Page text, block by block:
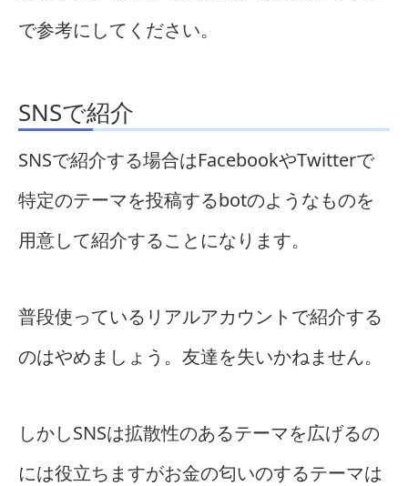
で参考にしてください。
SNSで紹介
SNSで紹介する場合はFacebookやTwitterで
特定のテーマを投稿するbotのようなものを
用意して紹介することになります。
普段使っているリアルアカウントで紹介する
のはやめましょう。友達を失いかねません。
しかしSNSは拡散性のあるテーマを広げるの
には役立ちますがお金の匂いのするテーマは